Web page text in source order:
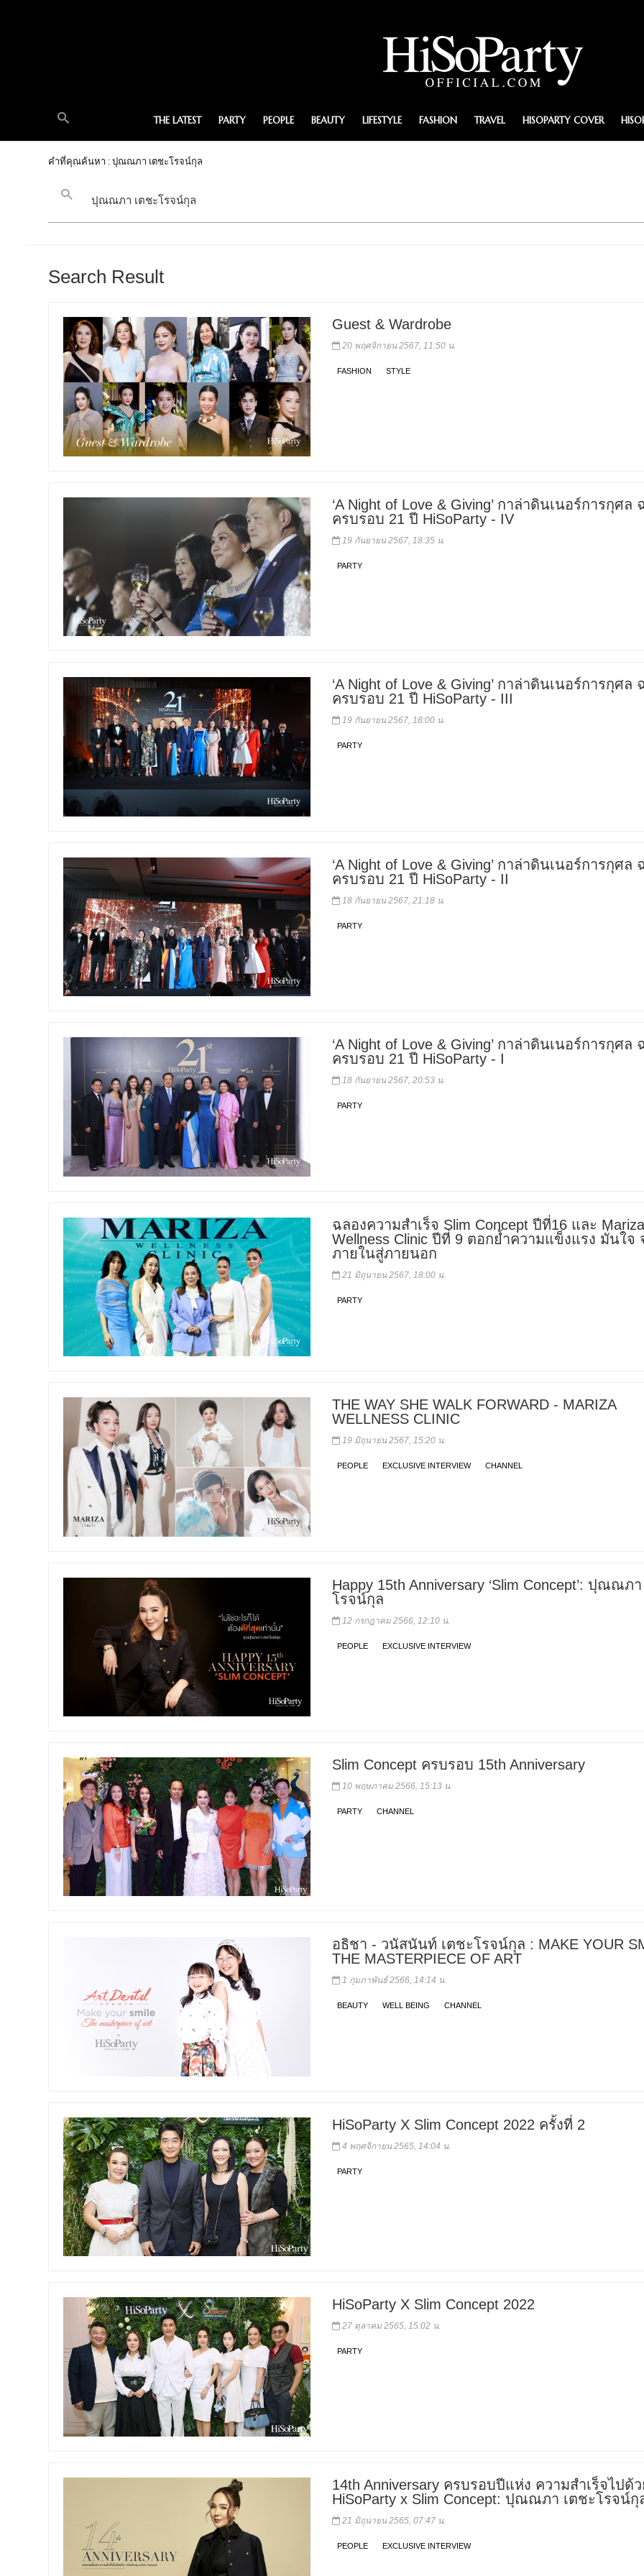
THE LATEST PARTY PEOPLE BEAUTY LIFESTYLE FASHION TRAVEL HISOPARTY COVER
คำที่คุณค้นหา : ปุณณภา เตชะโรจน์กุล
Search Result
Guest & Wardrobe
20 พฤศจิกายน 2567, 11:50 น.
FASHION STYLE
‘A Night of Love & Giving’ กาล่าดินเนอร์การกุศล
ครบรอบ 21 ปี HiSoParty - IV
19 กันยายน 2567, 18:35 น.
PARTY
‘A Night of Love & Giving’ กาล่าดินเนอร์การกุศล
ครบรอบ 21 ปี HiSoParty - III
19 กันยายน 2567, 18:00 น.
PARTY
‘A Night of Love & Giving’ กาล่าดินเนอร์การกุศล
ครบรอบ 21 ปี HiSoParty - II
18 กันยายน 2567, 21:18 น.
PARTY
‘A Night of Love & Giving’ กาล่าดินเนอร์การกุศล
ครบรอบ 21 ปี HiSoParty - I
18 กันยายน 2567, 20:53 น.
PARTY
ฉลองความสำเร็จ Slim Concept ปีที่16 และ
Wellness Clinic ปีที่ 9 ตอกย้ำความแข็งแรง มั่นใจ
ภายในสู่ภายนอก
21 มิถุนายน 2567, 18:00 น.
PARTY
THE WAY SHE WALK FORWARD - MARIZA
WELLNESS CLINIC
19 มิถุนายน 2567, 15:20 น.
PEOPLE EXCLUSIVE INTERVIEW CHANNEL
Happy 15th Anniversary ‘Slim Concept’: ปุณณภ
โรจน์กุล
12 กรกฎาคม 2566, 12:10 น.
PEOPLE EXCLUSIVE INTERVIEW
Slim Concept ครบรอบ 15th Anniversary
10 พฤษภาคม 2566, 15:13 น.
PARTY CHANNEL
อธิชา - วนัสนันท์ เตชะโรจน์กุล : MAKE YOUR
THE MASTERPIECE OF ART
1 กุมภาพันธ์ 2566, 14:14 น.
BEAUTY WELL BEING CHANNEL
HiSoParty X Slim Concept 2022 ครั้งที่ 2
4 พฤศจิกายน 2565, 14:04 น.
PARTY
HiSoParty X Slim Concept 2022
27 ตุลาคม 2565, 15:02 น.
PARTY
14th Anniversary ครบรอบปีแห่ง ความสำเร็จไปด้
HiSoParty x Slim Concept: ปุณณภา เตชะโรจน์กุ
21 มิถุนายน 2565, 07:47 น.
PEOPLE EXCLUSIVE INTERVIEW